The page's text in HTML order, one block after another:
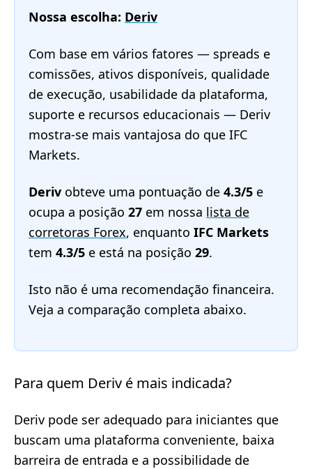
Nossa escolha: Deriv
Com base em vários fatores — spreads e
comissões, ativos disponíveis, qualidade
de execução, usabilidade da plataforma,
suporte e recursos educacionais — Deriv
mostra-se mais vantajosa do que IFC
Markets.
Deriv obteve uma pontuação de 4.3/5 e
ocupa a posição 27 em nossa lista de
corretoras Forex, enquanto IFC Markets
tem 4.3/5 e está na posição 29.
Isto não é uma recomendação financeira.
Veja a comparação completa abaixo.
Para quem Deriv é mais indicada?
Deriv pode ser adequado para iniciantes que
buscam uma plataforma conveniente, baixa
barreira de entrada e a possibilidade de